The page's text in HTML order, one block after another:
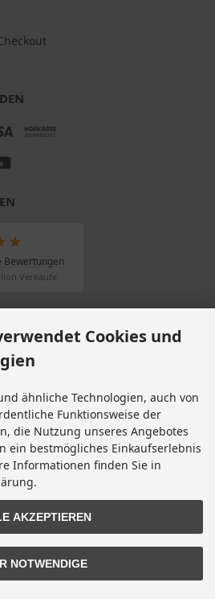
Verkäufe
Versandkosten . Die durchgestrichenen Preise
bei Motorradteile & Motorrad Ersatzteile.
© 2026 | Template © 2009-2026 by modified
Shopsoftware
Shopsoftware © 2009-2026
Cookies und
ähnliche Technologien, auch von
Funktionsweise der
die Nutzung unseres Angebotes
ein bestmögliches Einkaufserlebnis
Informationen finden Sie in
AKZEPTIEREN
NOTWENDIGE